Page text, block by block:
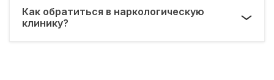
Как обратиться в наркологическую
клинику?